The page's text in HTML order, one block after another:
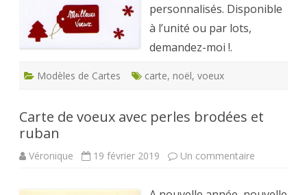
personnalisés. Disponible
à l’unité ou par lots,
demandez-moi !.
Modèles de Cartes carte, noël, voeux
Carte de voeux avec perles brodées et
ruban
Véronique 19 février 2019 Un commentaire